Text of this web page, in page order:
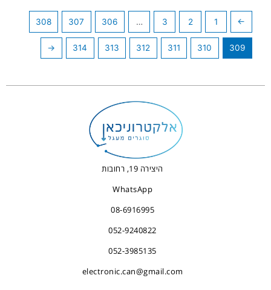
→
1
2
3
…
306
307
308
309
310
311
312
313
314
←
היצירה 19, רחובות
WhatsApp
08-6916995
052-9240822
052-3985135
electronic.can@gmail.com